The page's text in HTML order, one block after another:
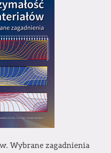
Wybrane zagadnienia